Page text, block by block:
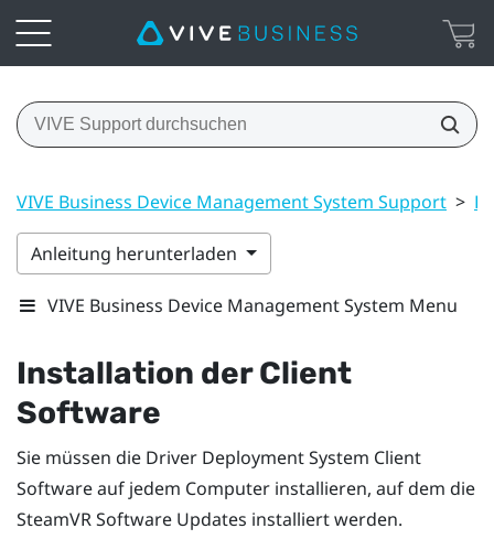
VIVE Business Device Management System Support >
Anleitung herunterladen
VIVE Business Device Management System Menu
Installation der Client
Software
Sie müssen die Driver Deployment System Client
Software auf jedem Computer installieren, auf dem die
SteamVRSoftware Updates installiert werden.